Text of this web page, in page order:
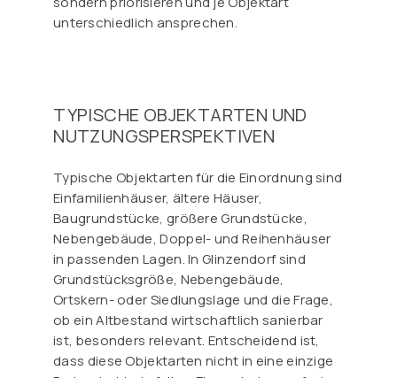
unterschiedlich ansprechen.
TYPISCHE OBJEKTARTEN UND
NUTZUNGSPERSPEKTIVEN
Typische Objektarten für die Einordnung sind
Einfamilienhäuser, ältere Häuser,
Baugrundstücke, größere Grundstücke,
Nebengebäude, Doppel- und Reihenhäuser
in passenden Lagen. In Glinzendorf sind
Grundstücksgröße, Nebengebäude,
Ortskern- oder Siedlungslage und die Frage,
ob ein Altbestand wirtschaftlich sanierbar
ist, besonders relevant. Entscheidend ist,
dass diese Objektarten nicht in eine einzige